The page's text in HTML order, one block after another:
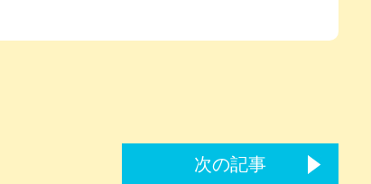
次の記事